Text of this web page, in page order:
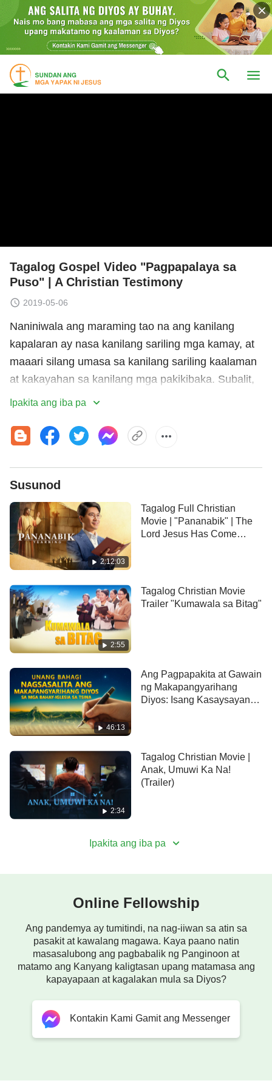
Tagalog Gospel Video "Pagpapalaya sa
Puso" | A Christian Testimony
2019-05-06
Naniniwala ang maraming tao na ang kanilang
kapalaran ay nasa kanilang sariling mga kamay, at
maaari silang umasa sa kanilang sariling kaalaman
at kakayahan sa kanilang mga pakikibaka. Subalit,
pagkatapos ng lahat, hindi iyan posible. Ang
ay nasa kanyang sariling kamay” ay maiwawaksi sa
pamamagitan ng mga katotohanang ipinahayag ng
Diyos, at ang isang tao ay maaaring mabuhay sa
liwanag. Sabi ng Diyos: “Ang kapalaran ng tao ay
nasa pamamahala ng mga kamay ng Diyos. Ikaw
ay walang kakayahang kontrolin ang iyong sarili: Sa
kabila ng parating pagmamadali at maraming
ginagawa para sa sarili, nananatiling walang
kakayahan ang tao na kontrolin ang kanyang sarili.
… Ang hantungan ng tao ay nasa mga kamay ng
Lumikha, kaya papaano makokontrol ng tao ang
kanyang sarili?” (Ang Salita ay Nagpapakita sa
Katawang-tao).
Ang ilang materyal sa video na ito ay galing sa:
https://www.stockfootage.com
Ipakita ang iba pa
Susunod
2:12:03
Tagalog Full Christian
Movie | "Pananabik" | The
Lord Jesus Has Come
2:55
Tagalog Christian Movie
Trailer "Kumawala sa Bitag"
46:13
Ang Pagpapakita at Gawain
ng Makapangyarihang
Diyos: Isang Kasaysayan
(Unang Bahagi)
2:34
Tagalog Christian Movie |
Anak, Umuwi Ka Na!
(Trailer)
Ipakita ang iba pa
Online Fellowship
Ang pandemya ay tumitindi, na nag-iiwan sa atin sa
pasakit at kawalang magawa. Kaya paano natin
masasalubong ang pagbabalik ng Panginoon at
matamo ang Kanyang kaligtasan upang matamasa ang
kapayapaan at kagalakan mula sa Diyos?
Kontakin Kami Gamit ang Messenger